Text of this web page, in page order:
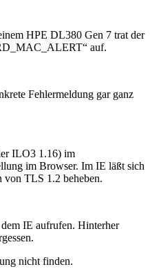
HPE DL380 Gen 7 trat der
auf.
Fehlermeldung gar ganz
ILO3 1.16) im
im Browser. Im IE läßt sich
von TLS 1.2 beheben.
IE aufrufen. Hinterher
nicht finden.